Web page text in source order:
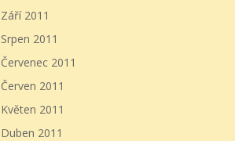
Září 2011
Srpen 2011
Červenec 2011
Červen 2011
Květen 2011
Duben 2011